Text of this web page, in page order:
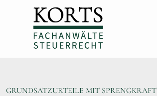
GRUNDSATZURTEILE MIT SPRENGKRAFT